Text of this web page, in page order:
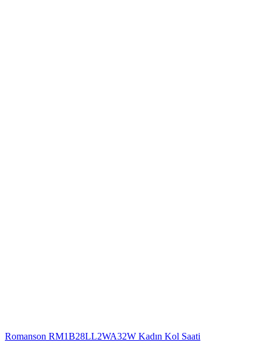
Romanson RM1B28LL2WA32W Kadın Kol Saati